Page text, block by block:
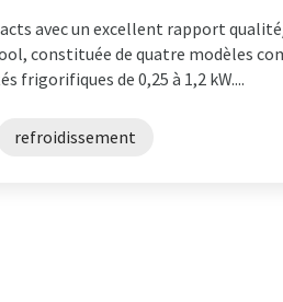
avec un excellent rapport
constituée de quatre modèles
frigorifiques de 0,25 à 1,2 kW....
refroidissement